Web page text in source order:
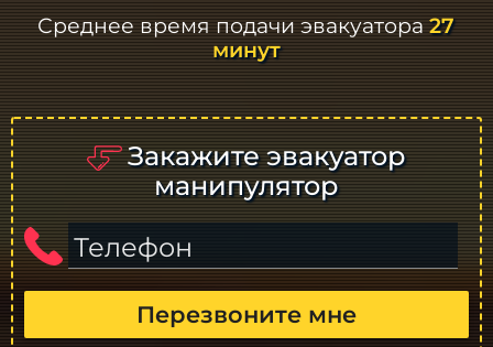
Среднее время подачи эвакуатора27
минут
Закажите эвакуатор
манипулятор
Телефон
Перезвоните мне